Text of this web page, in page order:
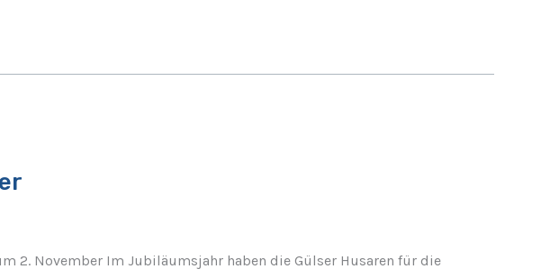
2. November Im Jubiläumsjahr haben die Gülser Husaren für die